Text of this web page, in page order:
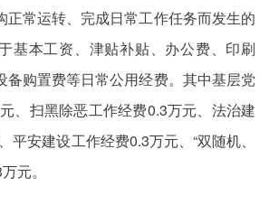
正常运转、完成日常工作任务而发生的
基本工资、津贴补贴、办公费、印刷
备购置费等日常公用经费。其中基层党
、扫黑除恶工作经费0.3万元、法治建
平安建设工作经费0.3万元、“双随机、
元。